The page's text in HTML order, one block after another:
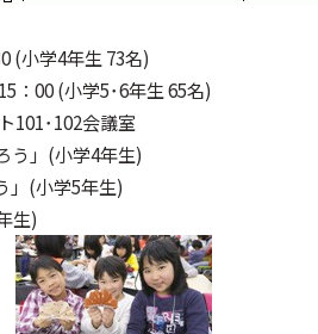
(小学4年生 73名)
学5･6年生 65名)
101･102会議室
う」(小学4年生)
」(小学5年生)
生)